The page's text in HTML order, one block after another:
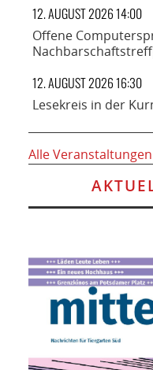
12. AUGUST 2026 14:00
Offene
12. AUGUST 2026 16:30
Lesekreis in der
Alle Veranstaltungen